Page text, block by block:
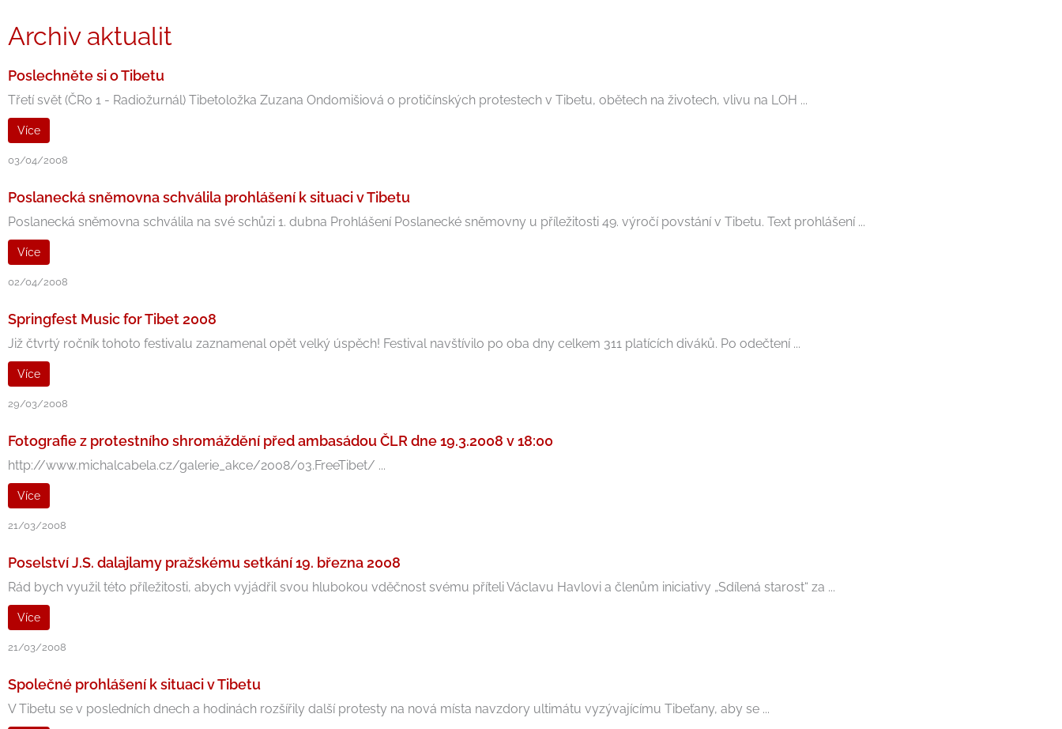
Archiv aktualit
Poslechněte si o Tibetu
Třetí svět (ČRo 1 - Radiožurnál) Tibetoložka Zuzana Ondomišiová o protičínských protestech v Tibetu, obětech na životech, vlivu na LOH ...
Více
03/04/2008
Poslanecká sněmovna schválila prohlášení k situaci v Tibetu
Poslanecká sněmovna schválila na své schůzi 1. dubna Prohlášení Poslanecké sněmovny u příležitosti 49. výročí povstání v Tibetu. Text prohlášení ...
Více
02/04/2008
Springfest Music for Tibet 2008
Již čtvrtý ročník tohoto festivalu zaznamenal opět velký úspěch! Festival navštívilo po oba dny celkem 311 platících diváků. Po odečtení ...
Více
29/03/2008
Fotografie z protestního shromáždění před ambasádou ČLR dne 19.3.2008 v 18:00
http://www.michalcabela.cz/galerie_akce/2008/03.FreeTibet/ ...
Více
21/03/2008
Poselství J.S. dalajlamy pražskému setkání 19. března 2008
Rád bych využil této příležitosti, abych vyjádřil svou hlubokou vděčnost svému příteli Václavu Havlovi a členům iniciativy „Sdílená starost“ za ...
Více
21/03/2008
Společné prohlášení k situaci v Tibetu
V Tibetu se v posledních dnech a hodinách rozšířily další protesty na nová místa navzdory ultimátu vyzývajícímu Tibeťany, aby se ...